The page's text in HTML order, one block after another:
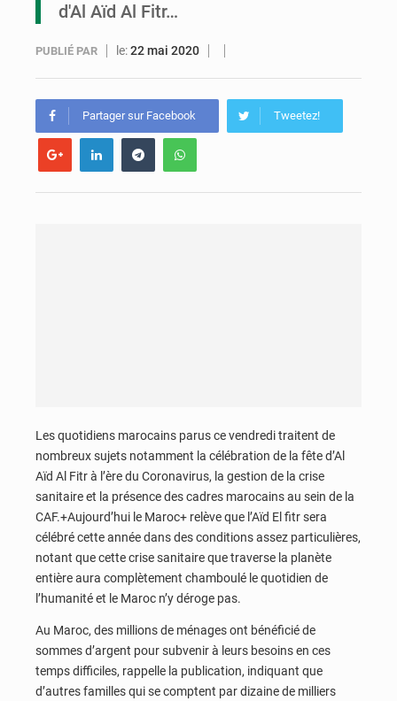
d'Al Aïd Al Fitr…
PUBLIÉ PAR le:22 mai 2020
Partager sur Facebook Tweetez!
Les quotidiens marocains parus ce vendredi traitent de
nombreux sujets notamment la célébration de la fête d’Al
Aïd Al Fitr à l’ère du Coronavirus, la gestion de la crise
sanitaire et la présence des cadres marocains au sein de la
CAF.+Aujourd’hui le Maroc+ relève que l’Aïd El fitr sera
célébré cette année dans des conditions assez particulières,
notant que cette crise sanitaire que traverse la planète
entière aura complètement chamboulé le quotidien de
l’humanité et le Maroc n’y déroge pas.
Au Maroc, des millions de ménages ont bénéficié de
sommes d’argent pour subvenir à leurs besoins en ces
temps difficiles, rappelle la publication, indiquant que
d’autres familles qui se comptent par dizaine de milliers